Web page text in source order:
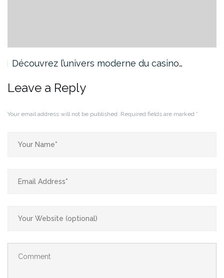
Découvrez l’univers moderne du casino…
Leave a Reply
Your email address will not be published. Required fields are marked *